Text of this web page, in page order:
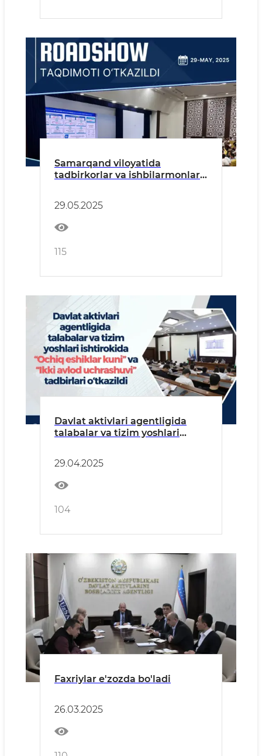
Samarqand viloyatida
tadbirkorlar va ishbilarmonlar
29.05.2025
115
Davlat aktivlari agentligida
talabalar va tizim yoshlari
oʻtkazildi
29.04.2025
104
Faxriylar e'zozda bo'ladi
26.03.2025